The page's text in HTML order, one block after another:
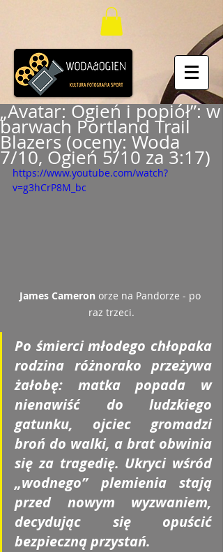
„Avatar: Ogień i popiół”: w
barwach Portland Trail
Blazers (oceny: Woda
7/10, Ogień 5/10 za 3:17)
https://www.youtube.com/watch?
v=g3hCrP8M_bc
James Cameron orze na Pandorze - po
raz trzeci.
Po śmierci młodego chłopaka
rodzina różnorako przeżywa
żałobę: matka popada w
nienawiść do ludzkiego
gatunku, ojciec gromadzi
broń do walki, a brat obwinia
się za tragedię. Ukryci wśród
„wodnego” plemienia stają
przed nowym wyzwaniem,
decydując się opuścić
bezpieczną przystań.